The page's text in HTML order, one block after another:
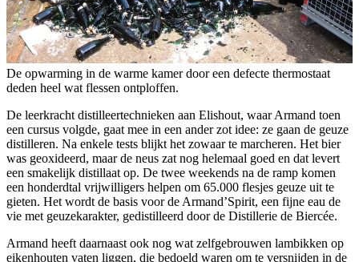
De opwarming in de warme kamer door een defecte thermostaat
deden heel wat flessen ontploffen.
De leerkracht distilleertechnieken aan Elishout, waar Armand toen
een cursus volgde, gaat mee in een ander zot idee: ze gaan de geuze
distilleren. Na enkele tests blijkt het zowaar te marcheren. Het bier
was geoxideerd, maar de neus zat nog helemaal goed en dat levert
een smakelijk distillaat op. De twee weekends na de ramp komen
een honderdtal vrijwilligers helpen om 65.000 flesjes geuze uit te
gieten. Het wordt de basis voor de Armand’Spirit, een fijne eau de
vie met geuzekarakter, gedistilleerd door de Distillerie de Biercée.
Armand heeft daarnaast ook nog wat zelfgebrouwen lambikken op
eikenhouten vaten liggen, die bedoeld waren om te versnijden in de